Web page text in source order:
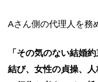
Aさん側の代理人を務
「その気のない結婚
結び、女性の貞操、